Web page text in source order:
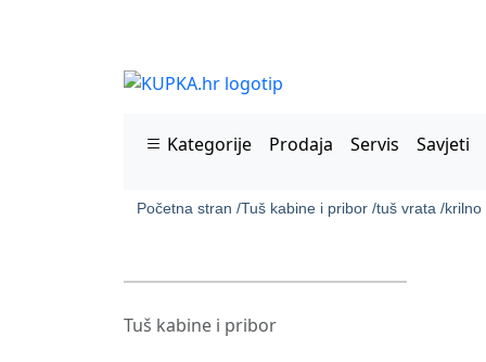
Kategorije Prodaja Servis Savjeti
Početna stran /Tuš kabine i pribor /tuš vrata /krilno
Tuš kabine i pribor